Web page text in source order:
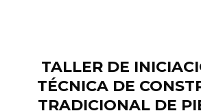
TALLER DE
TÉCNICA DE
TRADICIONAL DE